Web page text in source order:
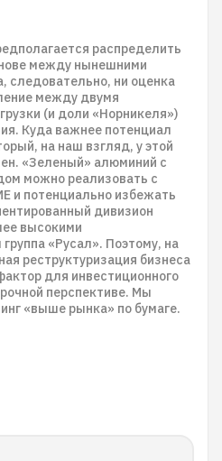
распределить
между нынешними
следовательно, ни оценка
между двумя
(и доли «Норникеля»)
Куда важнее потенциал
на наш взгляд, у этой
«Зеленый» алюминий с
можно реализовать с
и потенциально избежать
дивизион
высокими
«Русал». Поэтому, на
реструктуризация бизнеса
для инвестиционного
перспективе. Мы
«выше рынка» по бумаге.